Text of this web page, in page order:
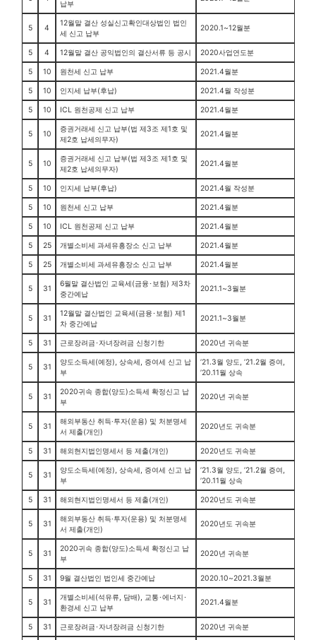
납부
5 4
12월말 결산 성실신고확인대상법인 법인
세 신고 납부
2020.1~12월분
5 4 12월말 결산 공익법인의 결산서류 등 공시 2020사업연도분
5 10 원천세 신고 납부 2021.4월분
5 10 인지세 납부(후납) 2021.4월 작성분
5 10 ICL 원천공제 신고 납부 2021.4월분
5 10
증권거래세 신고 납부(법 제3조 제1호 및
제2호 납세의무자)
2021.4월분
5 10
증권거래세 신고 납부(법 제3조 제1호 및
제2호 납세의무자)
2021.4월분
5 10 인지세 납부(후납) 2021.4월 작성분
5 10 원천세 신고 납부 2021.4월분
5 10 ICL 원천공제 신고 납부 2021.4월분
5 25 개별소비세 과세유흥장소 신고 납부 2021.4월분
5 25 개별소비세 과세유흥장소 신고 납부 2021.4월분
5 31
6월말 결산법인 교육세(금융･보험) 제3차
중간예납
2021.1~3월분
5 31
12월말 결산법인 교육세(금융･보험) 제1
차 중간예납
2021.1~3월분
5 31 근로장려금･자녀장려금 신청기한 2020년 귀속분
5 31
양도소득세(예정), 상속세, 증여세 신고 납
부
’21.3월 양도, ’21.2월 증여,
’20.11월 상속
5 31
2020귀속 종합(양도)소득세 확정신고 납
부
2020년 귀속분
5 31
해외부동산 취득·투자(운용) 및 처분명세
서 제출(개인)
2020년도 귀속분
5 31 해외현지법인명세서 등 제출(개인) 2020년도 귀속분
5 31
양도소득세(예정), 상속세, 증여세 신고 납
부
’21.3월 양도, ’21.2월 증여,
’20.11월 상속
5 31 해외현지법인명세서 등 제출(개인) 2020년도 귀속분
5 31
해외부동산 취득·투자(운용) 및 처분명세
서 제출(개인)
2020년도 귀속분
5 31
2020귀속 종합(양도)소득세 확정신고 납
부
2020년 귀속분
5 31 9월 결산법인 법인세 중간예납 2020.10~2021.3월분
5 31
개별소비세(석유류, 담배), 교통･에너지･
환경세 신고 납부
2021.4월분
5 31 근로장려금･자녀장려금 신청기한 2020년 귀속분